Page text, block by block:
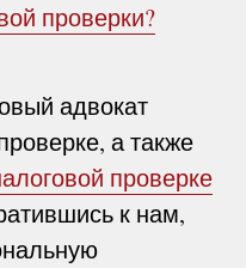
проверки?
адвокат
а также
проверке
к нам,